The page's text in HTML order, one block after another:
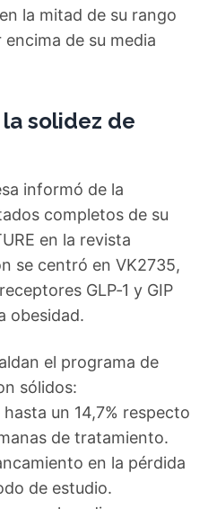
la mitad de su rango
de su media
solidez de
informó de la
completos de su
en la revista
se centró en VK2735,
GLP‑1 y GIP
obesidad.
el programa de
sólidos:
un 14,7% respecto
de tratamiento.
en la pérdida
de estudio.